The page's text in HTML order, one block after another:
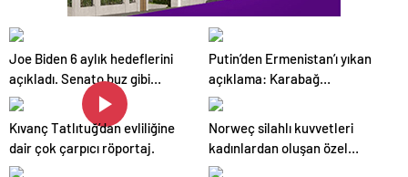
Joe Biden 6 aylık hedeflerini
açıkladı. Senato buz gibi…
Putin’den Ermenistan’ı yıkan
açıklama: Karabağ
Azerbaycan’ın ayrılmaz bir
Kıvanç Tatlıtuğ’dan evliliğine
dair çok çarpıcı röportaj.
Norweç silahlı kuvvetleri
kadınlardan oluşan özel
kuvvetler eğitimlerini başlattı.